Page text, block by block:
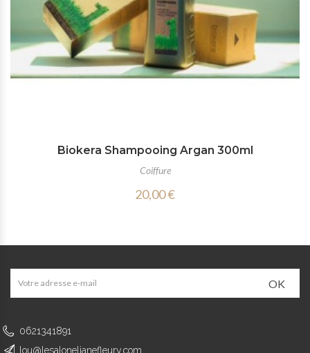
Biokera Shampooing Argan 300ml
Coiffure
20,00 €
OK
0621341891
lou@lesalonelianefleury.com